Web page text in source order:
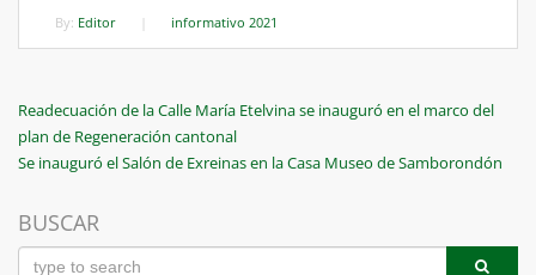
By: Editor informativo 2021
Navegación
de
Previous
Post
Readecuación de la Calle María Etelvina se inauguró en el marco del
plan de Regeneración cantonal
Next
Se inauguró el Salón de Exreinas en la Casa Museo de Samborondón
BUSCAR